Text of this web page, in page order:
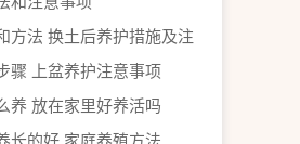
方法 换土后养护措施及注
骤 上盆养护注意事项
养 放在家里好养活吗
长的好 家庭养殖方法